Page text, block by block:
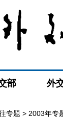
部 外
专题 > 2003年专